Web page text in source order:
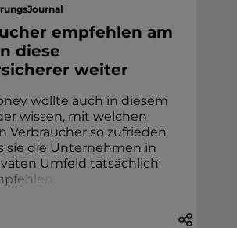
empfehlen am
diese
weiter
wollte auch in diesem
wissen, mit welchen
Verbraucher so zufrieden
sie die Unternehmen in
Umfeld tatsächlich
pfeh le